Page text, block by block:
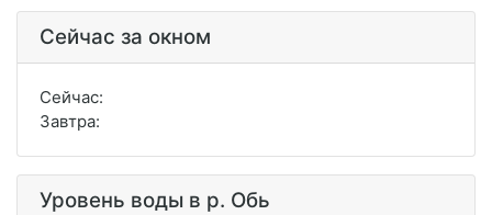
Сейчас за окном
Сейчас:
Завтра:
Уровень воды в р. Обь